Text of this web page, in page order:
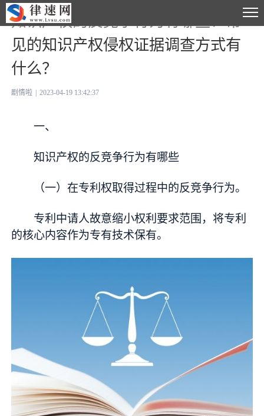
知识产权的反竞争行为有哪些？常
见的知识产权侵权证据调查方式有
什么？
剧情啦 2023-04-19 13:42:37
一、
知识产权的反竞争行为有哪些
（一）在专利权取得过程中的反竞争行为。
专利中请人故意缩小权利要求范围，将专利
的核心内容作为专有技术保有。